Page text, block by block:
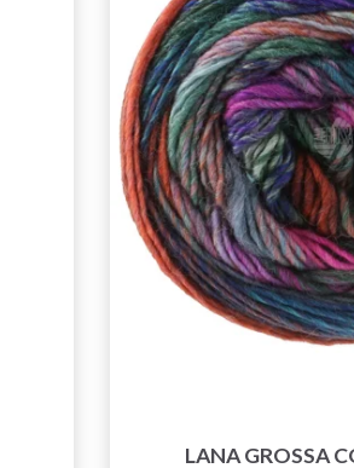
LANA GROSSA